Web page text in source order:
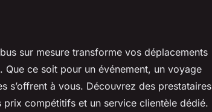
sur
sur mesure transforme vos déplacements
ce soit pour un événement, un voyage
s’offrent à vous. Découvrez des prestataires
compétitifs et un service clientèle dédié.